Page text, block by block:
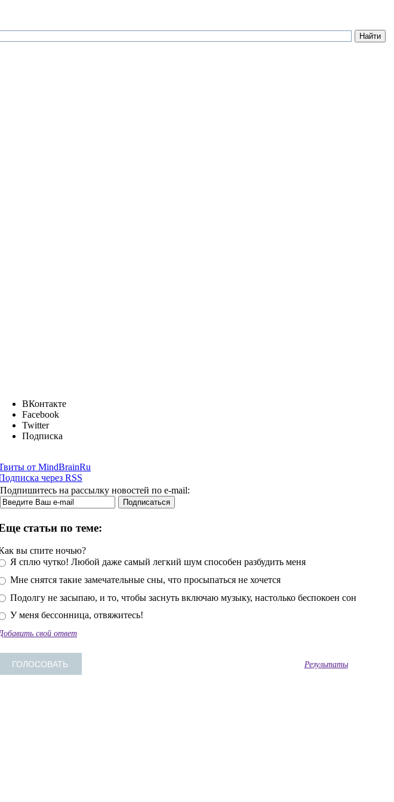
ВКонтакте
Facebook
Twitter
Подписка
от MindBrainRu
через RSS
Подпишитесь на рассылку новостей по e-mail:
статьи по теме:
вы спите ночью?
Я сплю чутко! Любой даже самый легкий шум способен разбудить меня
Мне снятся такие замечательные сны, что просыпаться не хочется
Подолгу не засыпаю, и то, чтобы заснуть включаю музыку, настолько беспокоен сон
У меня бессонница, отвяжитесь!
свой ответ
Результаты